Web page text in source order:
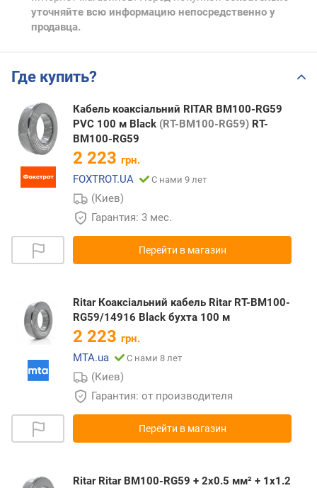
уточняйте всю информацию непосредственно у
продавца.
Где купить?
Кабель коаксіальний RITAR BM100-RG59
PVC 100 м Black (RT-BM100-RG59) RT-
BM100-RG59
2 223 грн.
FOXTROT.UA
С нами 9 лет
(Киев)
Гарантия: 3 мес.
Перейти в магазин
Ritar Коаксіальний кабель Ritar RT-BM100-
RG59/14916 Black бухта 100 м
2 223 грн.
MTA.ua
С нами 8 лет
(Киев)
Гарантия: от производителя
Перейти в магазин
Ritar Ritar BM100-RG59 + 2x0.5 мм² + 1x1.2